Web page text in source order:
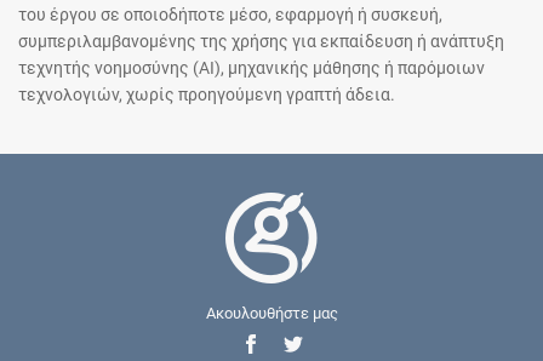
του έργου σε οποιοδήποτε μέσο, εφαρμογή ή συσκευή,
συμπεριλαμβανομένης της χρήσης για εκπαίδευση ή ανάπτυξη
τεχνητής νοημοσύνης (AI), μηχανικής μάθησης ή παρόμοιων
τεχνολογιών, χωρίς προηγούμενη γραπτή άδεια.
Ακουλουθήστε μας